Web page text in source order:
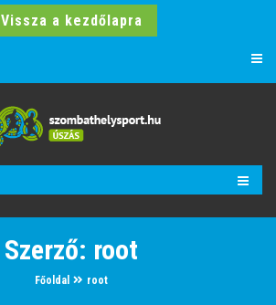
Vissza a kezdőlapra
Szerző: root
Főoldal root